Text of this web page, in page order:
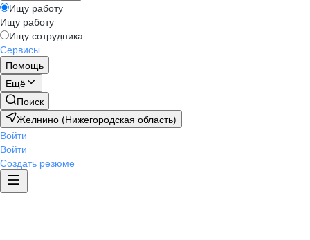
Ищу работу
Ищу работу
Ищу сотрудника
Сервисы
Помощь
Ещё
Поиск
Желнино (Нижегородская область)
Войти
Войти
Создать резюме